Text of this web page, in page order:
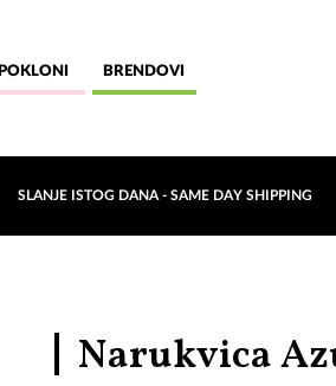
POKLONI BRENDOVI
SLANJE ISTOG DANA - SAME DAY SHIPPING
Narukvica